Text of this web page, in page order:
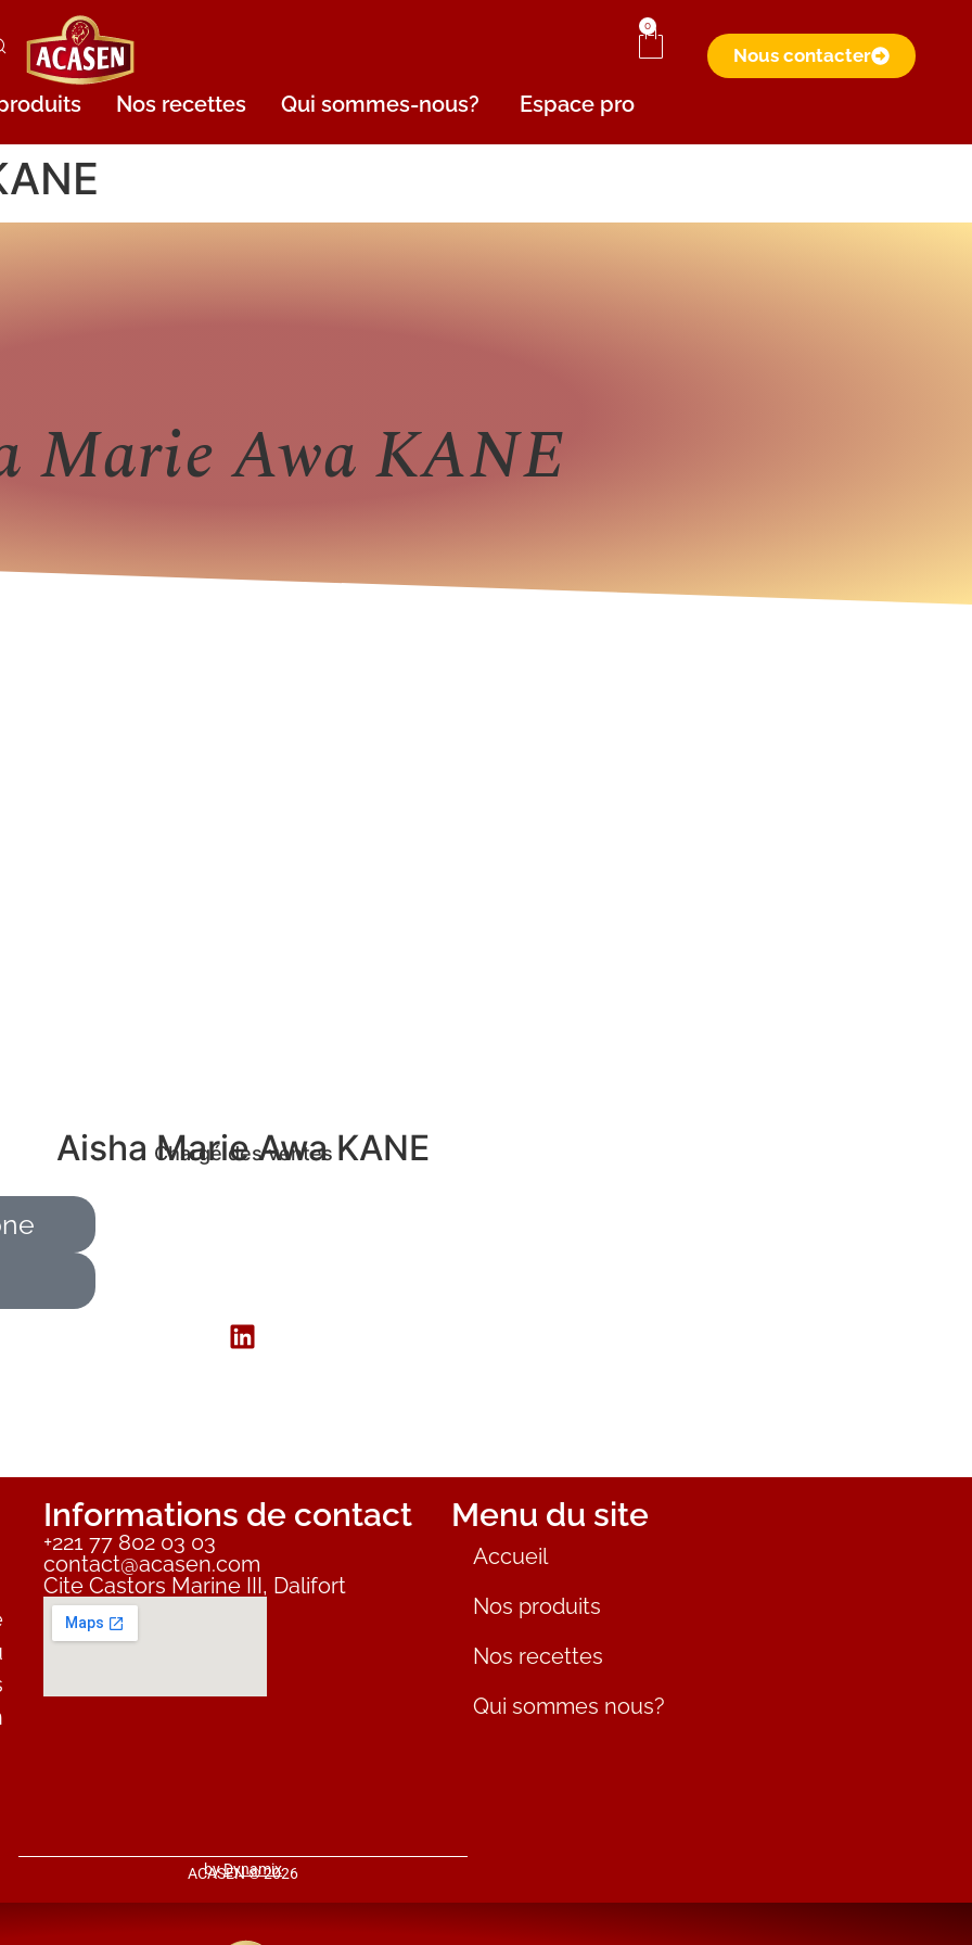
Nous contacter
0
Nos recettes Qui sommes-nous? Espace pro
Marie Awa KANE
Aisha Marie Awa KANE
Chargé des ventes
Informations de contact
+221 77 802 03 03
contact@acasen.com
Cite Castors Marine III, Dalifort
Menu du site
Accueil
Nos produits
Nos recettes
Qui sommes nous?
ACASEN © 2026
byDynamix